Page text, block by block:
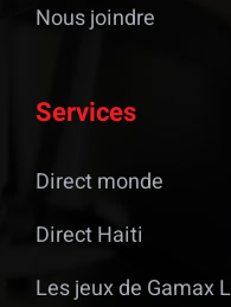
Nous joindre
Services
Direct monde
Direct Haiti
Les jeux de Gamax